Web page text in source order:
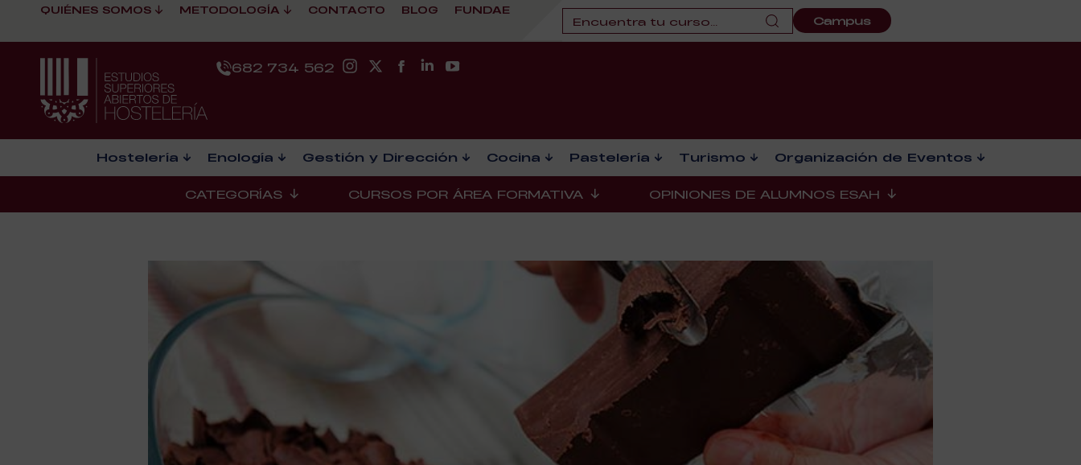
QUIÉNES SOMOS METODOLOGÍA CONTACTO BLOG FUNDAE
Campus
682 734 562
Hostelería Enología Gestión y Dirección Cocina Pastelería Turismo Organización de Eventos
CATEGORÍAS CURSOS POR ÁREA FORMATIVA OPINIONES DE ALUMNOS ESAH